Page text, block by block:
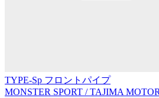
TYPE-Sp フロントパイプ
MONSTER SPORT / TAJIMA